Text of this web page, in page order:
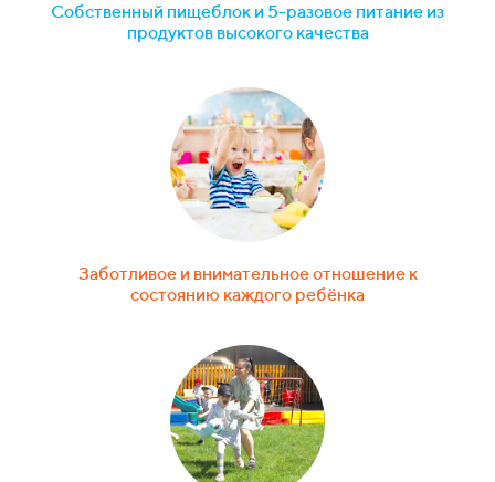
Собственный пищеблок и 5-разовое питание из
продуктов высокого качества
Заботливое и внимательное отношение к
состоянию каждого ребёнка